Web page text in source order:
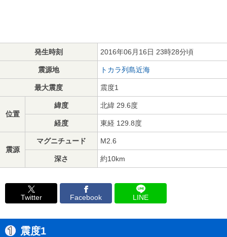
発生時刻 2016年06月16日 23時28分頃
震源地 トカラ列島近海
最大震度 震度1
位置
緯度 北緯 29.6度
経度 東経 129.8度
震源
マグニチュード M2.6
深さ 約10km
Twitter Facebook LINE
震度1